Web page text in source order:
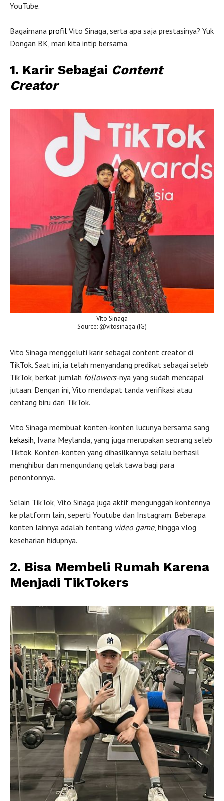
YouTube.
Bagaimana profil Vito Sinaga, serta apa saja prestasinya? Yuk
Dongan BK, mari kita intip bersama.
1. Karir Sebagai Content
Creator
VIto Sinaga
Source: @vitosinaga (IG)
Vito Sinaga menggeluti karir sebagai content creator di
TikTok. Saat ini, ia telah menyandang predikat sebagai seleb
TikTok, berkat jumlah followers-nya yang sudah mencapai
jutaan. Dengan ini, Vito mendapat tanda verifikasi atau
centang biru dari TikTok.
Vito Sinaga membuat konten-konten lucunya bersama sang
kekasih, Ivana Meylanda, yang juga merupakan seorang seleb
Tiktok. Konten-konten yang dihasilkannya selalu berhasil
menghibur dan mengundang gelak tawa bagi para
penontonnya.
Selain TikTok, Vito Sinaga juga aktif mengunggah kontennya
ke platform lain, seperti Youtube dan Instagram. Beberapa
konten lainnya adalah tentang video game, hingga vlog
keseharian hidupnya.
2. Bisa Membeli Rumah Karena
Menjadi TikTokers